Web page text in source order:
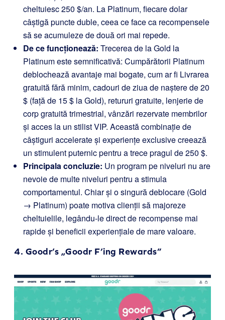
cheltuiesc 250 $/an. La Platinum, fiecare dolar
câștigă puncte duble, ceea ce face ca recompensele
să se acumuleze de două ori mai repede.
De ce funcționează: Trecerea de la Gold la
Platinum este semnificativă: Cumpărătorii Platinum
deblochează avantaje mai bogate, cum ar fi Livrarea
gratuită fără minim, cadouri de ziua de naștere de 20
$ (față de 15 $ la Gold), retururi gratuite, lenjerie de
corp gratuită trimestrial, vânzări rezervate membrilor
și acces la un stilist VIP. Această combinație de
câștiguri accelerate și experiențe exclusive creează
un stimulent puternic pentru a trece pragul de 250 $.
Principala concluzie: Un program pe niveluri nu are
nevoie de multe niveluri pentru a stimula
comportamentul. Chiar și o singură deblocare (Gold
→ Platinum) poate motiva clienții să majoreze
cheltuielile, legându-le direct de recompense mai
rapide și beneficii experiențiale de mare valoare.
4. Goodr’s „Goodr F’ing Rewards”